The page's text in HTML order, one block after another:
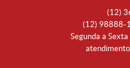
(12)
(12) 98888-
Segunda a